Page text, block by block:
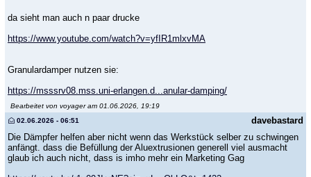
da sieht man auch n paar drucke
https://www.youtube.com/watch?v=yfIR1mlxvMA
Granulardamper nutzen sie:
https://msssrv08.mss.uni-erlangen.d...anular-damping/
Bearbeitet von voyager am 01.06.2026, 19:19
davebastard
02.06.2026 - 06:51
Die Dämpfer helfen aber nicht wenn das Werkstück selber zu schwingen
anfängt. dass die Befüllung der Aluextrusionen generell viel ausmacht
glaub ich auch nicht, dass is imho mehr ein Marketing Gag